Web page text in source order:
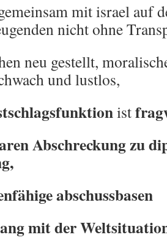
mit israel auf
nicht ohne
neu gestellt,
und lustlos,
ist
Abschreckung zu
abschussbasen
mit der